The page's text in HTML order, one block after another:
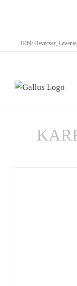
8460 Devecser,